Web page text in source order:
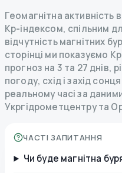
Геомагнітна активність
Kp-індексом, спільним
відчутність магнітних
сторінці ми показуємо
прогноз на 3 та 27 днів,
погоду, схід і захід
реальному часі за
Укргідрометцентру та
ЧАСТІ ЗАПИТАННЯ
Чи буде магнітна